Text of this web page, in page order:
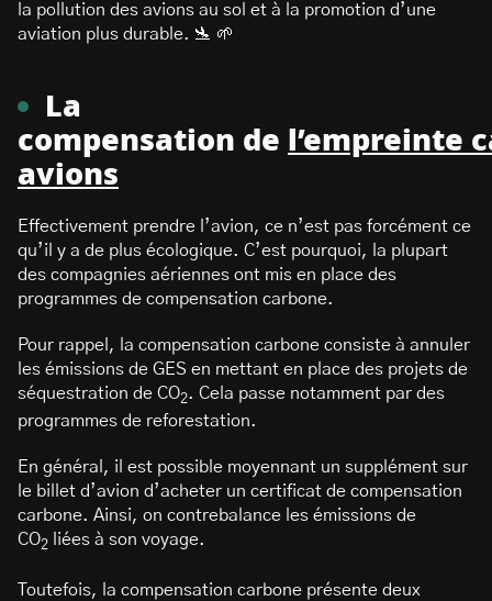
la pollution des avions au sol et à la promotion d’une
aviation plus durable. 🛬 🌱
La
compensation de
l’empreinte
avions
Effectivement prendre l’avion, ce n’est pas forcément ce
qu’il y a de plus écologique. C’est pourquoi, la plupart
des compagnies aériennes ont mis en place des
programmes de compensation carbone.
Pour rappel, la compensation carbone consiste à annuler
les émissions de GES en mettant en place des projets de
séquestration de CO2. Cela passe notamment par des
programmes de reforestation.
En général, il est possible moyennant un supplément sur
le billet d’avion d’acheter un certificat de compensation
carbone. Ainsi, on contrebalance les émissions de
CO2 liées à son voyage.
Toutefois, la compensation carbone présente deux